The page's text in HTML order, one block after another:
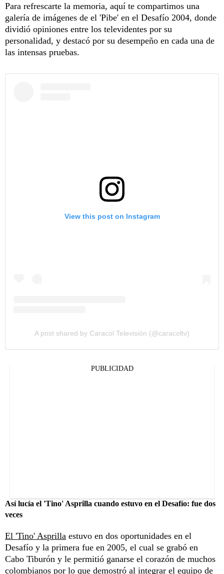
Para refrescarte la memoria, aquí te compartimos una
galería de imágenes de el 'Pibe' en el Desafío 2004, donde
dividió opiniones entre los televidentes por su
personalidad, y destacó por su desempeño en cada una de
las intensas pruebas.
View this post on Instagram
A post shared by Caracol Televisión (@caracoltv)
PUBLICIDAD
Así lucía el 'Tino' Asprilla cuando estuvo en el Desafío: fue dos
veces
El 'Tino' Asprilla estuvo en dos oportunidades en el
Desafío y la primera fue en 2005, el cual se grabó en
Cabo Tiburón y le permitió ganarse el corazón de muchos
colombianos por lo que demostró al integrar el equipo de